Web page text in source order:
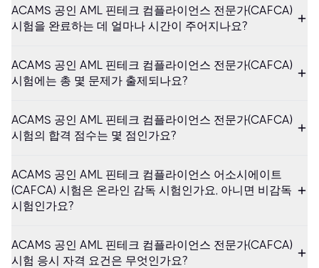
ACAMS 공인 AML 핀테크 컴플라이언스 전문가(CAFCA)
시험을 완료하는 데 얼마나 시간이 주어지나요?
ACAMS 공인 AML 핀테크 컴플라이언스 전문가(CAFCA)
시험에는 총 몇 문제가 출제되나요?
ACAMS 공인 AML 핀테크 컴플라이언스 전문가(CAFCA)
시험의 합격 점수는 몇 점인가요?
ACAMS 공인 AML 핀테크 컴플라이언스 어소시에이트
(CAFCA) 시험은 온라인 감독 시험인가요, 아니면 비감독
시험인가요?
ACAMS 공인 AML 핀테크 컴플라이언스 전문가(CAFCA)
시험 응시 자격 요건은 무엇인가요?